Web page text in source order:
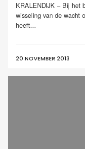
KRALENDIJK – Bij het
wisseling van de wacht
heeft...
20 NOVEMBER 2013